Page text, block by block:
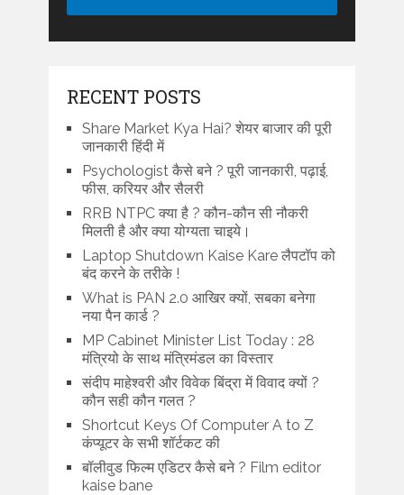
RECENT POSTS
Share Market Kya Hai? शेयर बाजार की पूरी
जानकारी हिंदी में
Psychologist कैसे बने ? पूरी जानकारी, पढ़ाई,
फीस, करियर और सैलरी
RRB NTPC क्या है ? कौन-कौन सी नौकरी
मिलती है और क्या योग्यता चाइये।
Laptop Shutdown Kaise Kare लैपटॉप को
बंद करने के तरीके !
What is PAN 2.0 आखिर क्यों, सबका बनेगा
नया पैन कार्ड ?
MP Cabinet Minister List Today : 28
मंत्रियो के साथ मंत्रिमंडल का विस्तार
संदीप माहेश्वरी और विवेक बिंद्रा में विवाद क्यों ?
कौन सही कौन गलत ?
Shortcut Keys Of Computer A to Z
कंप्यूटर के सभी शॉर्टकट की
बॉलीवुड फिल्म एडिटर कैसे बने ? Film editor
kaise bane